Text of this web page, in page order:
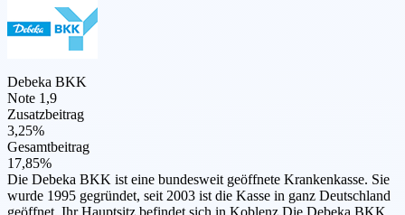
Debeka BKK
Note 1,9
Zusatzbeitrag
3,25%
Gesamtbeitrag
17,85%
Die Debeka BKK ist eine bundesweit geöffnete Krankenkasse. Sie
wurde 1995 gegründet, seit 2003 ist die Kasse in ganz Deutschland